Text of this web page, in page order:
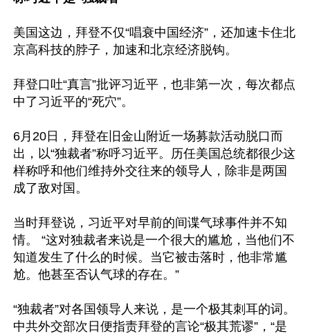
美国这边，拜登不仅“唱衰中国经济”，还加速卡住北
京高科技的脖子，加速和北京经济脱钩。
拜登口吐“真言”批评习近平，也非第一次，每次都点
中了习近平的“死穴”。
6月20日，拜登在旧金山附近一场募款活动脱口而
出，以“独裁者”称呼习近平。历任美国总统都很少这
样称呼和他们维持外交往来的领导人，除非是两国
成了敌对国。
当时拜登说，习近平对早前的间谍气球事件并不知
情。 “这对独裁者来说是一个很大的尴尬，当他们不
知道发生了什么的时候。当它被击落时，他非常尴
尬。他甚至否认气球的存在。”
“独裁者”对各国领导人来说，是一个极其刺耳的词。
中共外交部次日便指责拜登的言论“极其荒谬”，“是